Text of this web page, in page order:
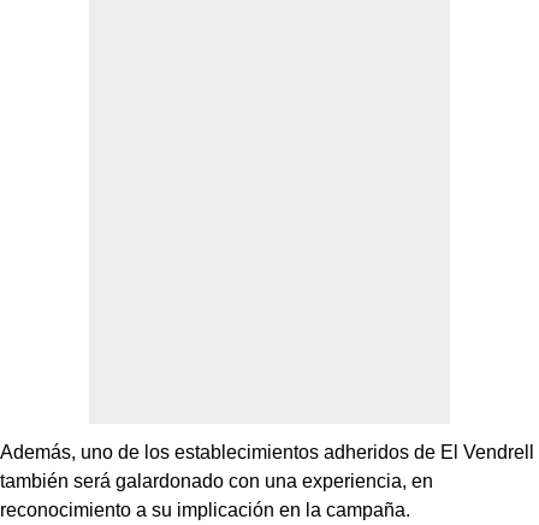
Además, uno de los establecimientos adheridos de El Vendrell
también será galardonado con una experiencia, en
reconocimiento a su implicación en la campaña.